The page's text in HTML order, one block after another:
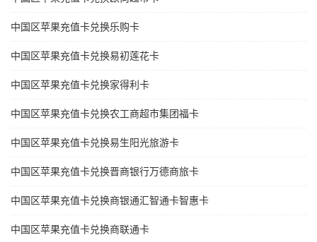
中国区苹果充值卡兑换乐购卡
中国区苹果充值卡兑换易初莲花卡
中国区苹果充值卡兑换家得利卡
中国区苹果充值卡兑换农工商超市集团福卡
中国区苹果充值卡兑换易生阳光旅游卡
中国区苹果充值卡兑换晋商银行万德商旅卡
中国区苹果充值卡兑换商银通汇智通卡智惠卡
中国区苹果充值卡兑换商联通卡